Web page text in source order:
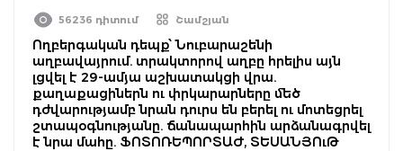
56236 դիտում Շամշյան
Ողբերգական դեպք՝ Նուբարաշենի
աղբավայրում. տրակտորով աղբը հրելիս այն
լցվել է 29-ամյա աշխատակցի վրա.
քաղաքացիներն ու փրկարարները մեծ
դժվարությամբ նրան դուրս են բերել ու մոտեցրել
շտապօգնությանը. ճանապարհին արձանագրվել
է նրա մահը. ՖՈՏՈՌԵՊՈՐՏԱԺ, ՏԵՍԱՆՅՈւԹ